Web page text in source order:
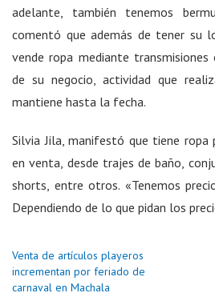
adelante, también tenemos
comentó que además de tener su
vende ropa mediante
de su negocio, actividad que
mantiene hasta la fecha.
Silvia Jila, manifestó que tiene ropa
en venta, desde trajes de baño,
shorts, entre otros. «Tenemos
Dependiendo de lo que pidan los
Venta de artículos playeros
incrementan por feriado de
carnaval en Machala